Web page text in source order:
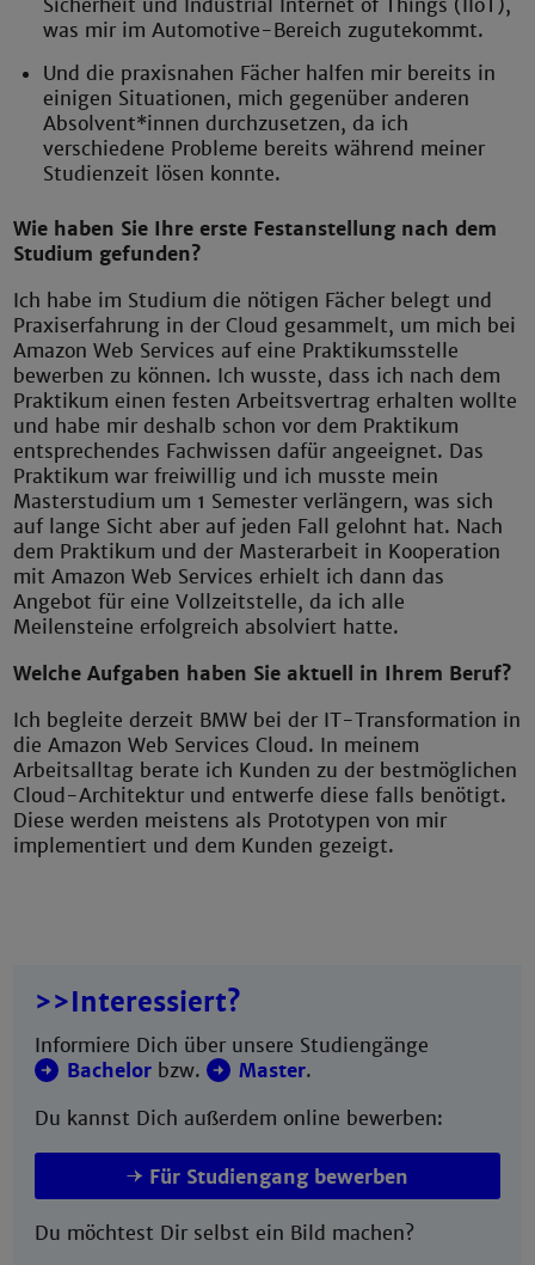
Sicherheit und Industrial Internet of Things (IIoT),
was mir im Automotive-Bereich zugutekommt.
Und die praxisnahen Fächer halfen mir bereits in
einigen Situationen, mich gegenüber anderen
Absolvent*innen durchzusetzen, da ich
verschiedene Probleme bereits während meiner
Studienzeit lösen konnte.
Wie haben Sie Ihre erste Festanstellung nach dem
Studium gefunden?
Ich habe im Studium die nötigen Fächer belegt und
Praxiserfahrung in der Cloud gesammelt, um mich bei
Amazon Web Services auf eine Praktikumsstelle
bewerben zu können. Ich wusste, dass ich nach dem
Praktikum einen festen Arbeitsvertrag erhalten wollte
und habe mir deshalb schon vor dem Praktikum
entsprechendes Fachwissen dafür angeeignet. Das
Praktikum war freiwillig und ich musste mein
Masterstudium um 1 Semester verlängern, was sich
auf lange Sicht aber auf jeden Fall gelohnt hat. Nach
dem Praktikum und der Masterarbeit in Kooperation
mit Amazon Web Services erhielt ich dann das
Angebot für eine Vollzeitstelle, da ich alle
Meilensteine erfolgreich absolviert hatte.
Welche Aufgaben haben Sie aktuell in Ihrem Beruf?
Ich begleite derzeit BMW bei der IT-Transformation in
die Amazon Web Services Cloud. In meinem
Arbeitsalltag berate ich Kunden zu der bestmöglichen
Cloud-Architektur und entwerfe diese falls benötigt.
Diese werden meistens als Prototypen von mir
implementiert und dem Kunden gezeigt.
>>Interessiert?
Informiere Dich über unsere Studiengänge
Bachelor bzw. Master.
Du kannst Dich außerdem online bewerben:
Für Studiengang bewerben
Du möchtest Dir selbst ein Bild machen?